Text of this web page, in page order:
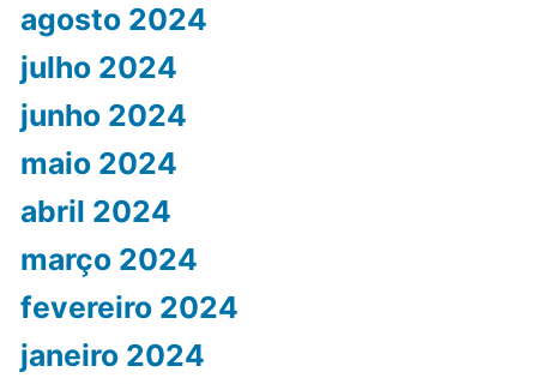
agosto 2024
julho 2024
junho 2024
maio 2024
abril 2024
março 2024
fevereiro 2024
janeiro 2024